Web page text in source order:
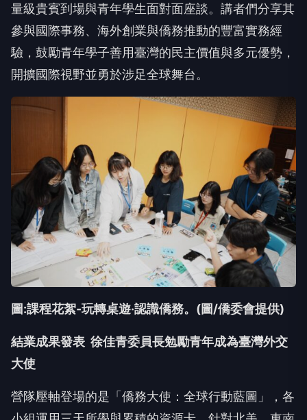
量級貴賓到場與青年學生面對面座談。講者們分享其
參與國際事務、海外創業與僑務推動的豐富實務經
驗，鼓勵青年學子善用臺灣的民主價值與多元優勢，
開擴國際視野並勇於涉足全球舞台。
圖:課程花絮-玩轉桌遊‧認識僑務。(圖/僑委會提供)
結業成果發表 徐佳青委員長勉勵青年成為臺灣外交
大使
營隊壓軸登場的是「僑務大使：全球行動藍圖」，各